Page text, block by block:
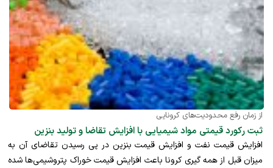
از زمان رفع محدودیت‌های کرونایی
ثبت رکورد قیمتی مواد شیمیایی با افزایش تقاضا و تولید بنزین
افزایش قیمت نفت و افزایش قیمت بنزین در پی رسیدن تقاضای آن به
میزان قبل از همه گیری کرونا باعث افزایش قیمت خوراک پتروشیمی‌ها شده